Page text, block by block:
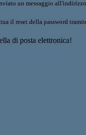
un messaggio
il reset della password
di posta elettronica!